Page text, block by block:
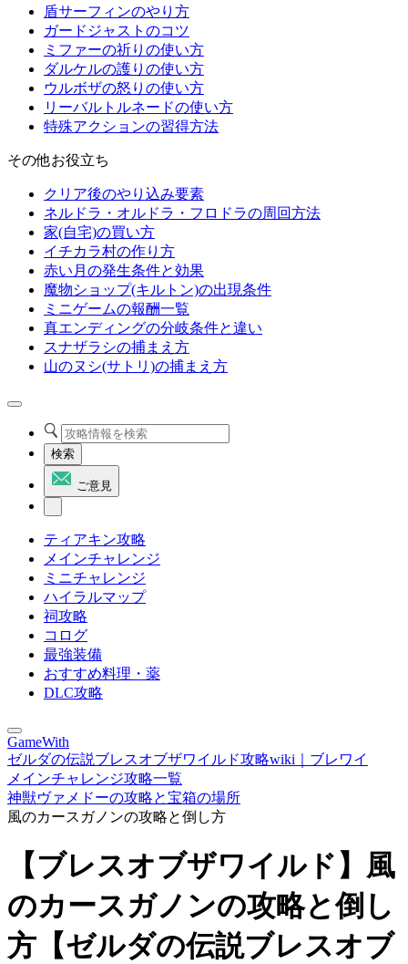
盾サーフィンのやり方
ガードジャストのコツ
ミファーの祈りの使い方
ダルケルの護りの使い方
ウルボザの怒りの使い方
リーバルトルネードの使い方
特殊アクションの習得方法
その他お役立ち
クリア後のやり込み要素
ネルドラ・オルドラ・フロドラの周回方法
家(自宅)の買い方
イチカラ村の作り方
赤い月の発生条件と効果
魔物ショップ(キルトン)の出現条件
ミニゲームの報酬一覧
真エンディングの分岐条件と違い
スナザラシの捕まえ方
山のヌシ(サトリ)の捕まえ方
検索
ご意見
ティアキン攻略
メインチャレンジ
ミニチャレンジ
ハイラルマップ
祠攻略
コログ
最強装備
おすすめ料理・薬
DLC攻略
GameWith
ゼルダの伝説ブレスオブザワイルド攻略wiki｜ブレワイ
メインチャレンジ攻略一覧
神獣ヴァメドーの攻略と宝箱の場所
風のカースガノンの攻略と倒し方
【ブレスオブザワイルド】風
のカースガノンの攻略と倒し
方【ゼルダの伝説ブレスオブ